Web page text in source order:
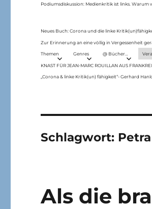
Podiumsdiskussion: Medienkritik ist links.
Neues Buch: Corona und die linke
Zur Erinnerung an eine völlig in Vergessenheit
Themen Genres @ Bücher…
KNAST FÜR JEAN-MARC ROUILLAN AUS
„Corona & linke Kritik(un) fähigkeit“- Gerhard
Schlagwort:
Als die